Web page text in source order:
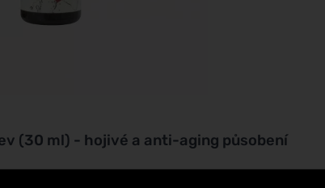
(30 ml) - hojivé a anti-aging působení